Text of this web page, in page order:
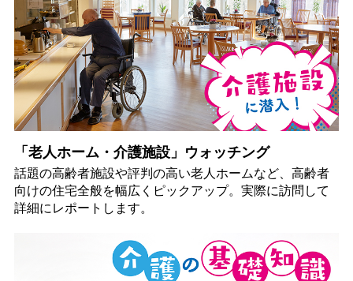
「老人ホーム・介護施設」ウォッチング
話題の高齢者施設や評判の高い老人ホームなど、高齢者
向けの住宅全般を幅広くピックアップ。実際に訪問して
詳細にレポートします。